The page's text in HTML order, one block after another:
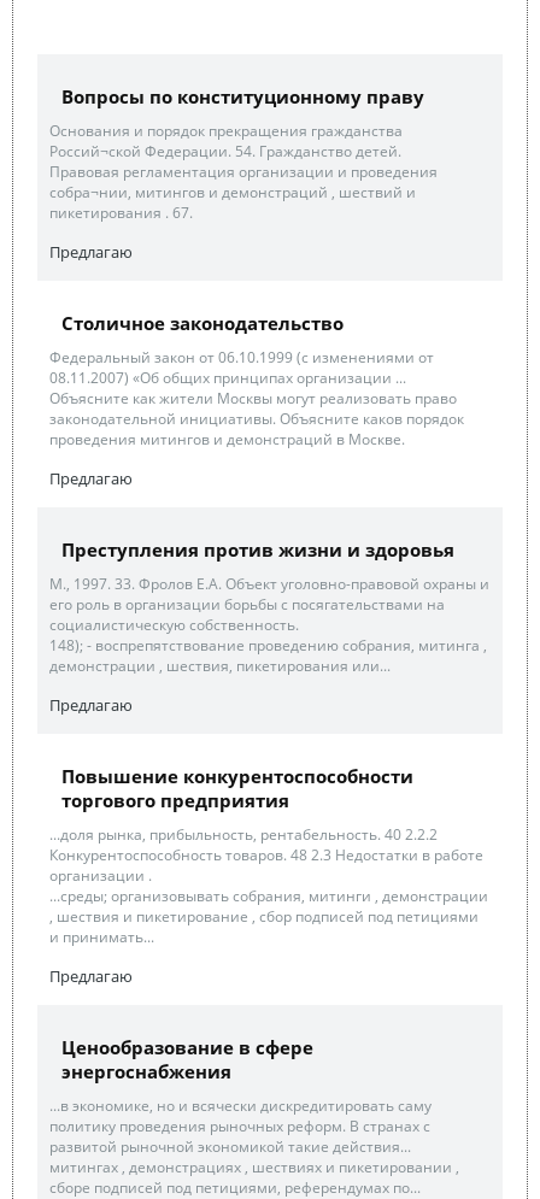
Вопросы по конституционному праву
Основания и порядок прекращения гражданства
Россий¬ской Федерации. 54. Гражданство детей.
Правовая регламентация организации и проведения
собра¬нии, митингов и демонстраций , шествий и
пикетирования . 67.
Предлагаю
Столичное законодательство
Федеральный закон от 06.10.1999 (с изменениями от
08.11.2007) «Об общих принципах организации ...
Объясните как жители Москвы могут реализовать право
законодательной инициативы. Объясните каков порядок
проведения митингов и демонстраций в Москве.
Предлагаю
Преступления против жизни и здоровья
М., 1997. 33. Фролов Е.А. Объект уголовно-правовой охраны и
его роль в организации борьбы с посягательствами на
социалистическую собственность.
148); - воспрепятствование проведению собрания, митинга ,
демонстрации , шествия, пикетирования или...
Предлагаю
Повышение конкурентоспособности
торгового предприятия
...доля рынка, прибыльность, рентабельность. 40 2.2.2
Конкурентоспособность товаров. 48 2.3 Недостатки в работе
организации .
...среды; организовывать собрания, митинги , демонстрации
, шествия и пикетирование , сбор подписей под петициями
и принимать...
Предлагаю
Ценообразование в сфере
энергоснабжения
...в экономике, но и всячески дискредитировать саму
политику проведения рыночных реформ. В странах с
развитой рыночной экономикой такие действия...
митингах , демонстрациях , шествиях и пикетировании ,
сборе подписей под петициями, референдумах по...